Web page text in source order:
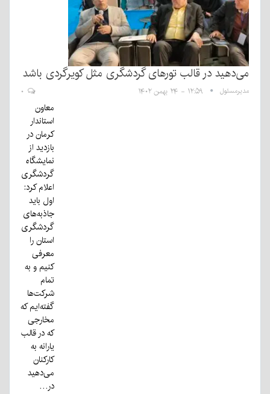
می‌دهید در قالب تورهای گردشگری مثل کویرگردی باشد
مدیرمسئول ۱۲:۵۹ - ۲۴ بهمن ۱۴۰۲
معاون
استاندار
کرمان در
بازدید از
نمایشگاه
گردشگری
اعلام کرد:
اول باید
جاذبه‌های
گردشگری
استان را
معرفی
کنیم و به
تمام
شرکت‌ها
گفته‌ایم که
مخارجی
که در قالب
یارانه به
کارکنان
می‌دهید
در…